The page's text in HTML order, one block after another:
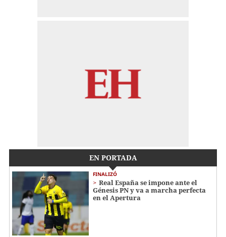
EN PORTADA
FINALIZÓ
Real España se impone ante el
Génesis PN y va a marcha perfecta
en el Apertura